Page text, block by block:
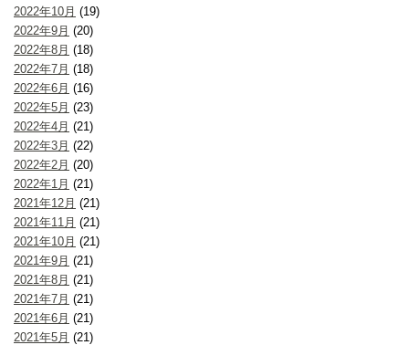
2022年10月 (19)
2022年9月 (20)
2022年8月 (18)
2022年7月 (18)
2022年6月 (16)
2022年5月 (23)
2022年4月 (21)
2022年3月 (22)
2022年2月 (20)
2022年1月 (21)
2021年12月 (21)
2021年11月 (21)
2021年10月 (21)
2021年9月 (21)
2021年8月 (21)
2021年7月 (21)
2021年6月 (21)
2021年5月 (21)